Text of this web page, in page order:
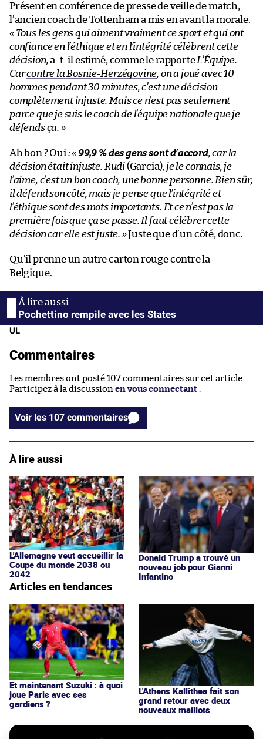
Présent en conférence de presse de veille de match,
l’ancien coach de Tottenham a mis en avant la morale.
« Tous les gens qui aiment vraiment ce sport et qui ont
confiance en l’éthique et en l’intégrité célèbrent cette
décision,a-t-il estimé, comme le rapporteL’Équipe.
Carcontre la Bosnie-Herzégovine, on a joué avec 10
hommes pendant 30 minutes, c’est une décision
complètement injuste. Mais ce n’est pas seulement
parce que je suis le coach de l’équipe nationale que je
défends ça. »
Ah bon ? Oui :« 99,9 % des gens sont d’accord, car la
décision était injuste. Rudi(Garcia), je le connais, je
l’aime, c’est un bon coach, une bonne personne. Bien sûr,
il défend son côté, mais je pense que l’intégrité et
l’éthique sont des mots importants. Et ce n’est pas la
première fois que ça se passe. Il faut célébrer cette
décision car elle est juste. »Juste que d’un côté, donc.
Qu’il prenne un autre carton rouge contre la
Belgique.
Pochettino rempile avec les States
UL
Commentaires
Les membres ont posté 107 commentaires sur cet article.
Participez à la discussion en vous connectant
Voir les 107 commentaires
À lire aussi
L'Allemagne veut accueillir la
Coupe du monde 2038 ou
2042
Donald Trump a trouvé un
nouveau job pour Gianni
Infantino
Articles en tendances
Et maintenant Suzuki : à quoi
joue Paris avec ses
gardiens ?
L'Athens Kallithea fait son
grand retour avec deux
nouveaux maillots